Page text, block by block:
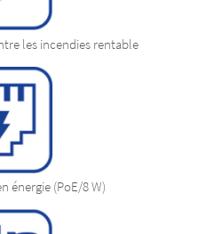
les incendies rentable
énergie (PoE/8 W)